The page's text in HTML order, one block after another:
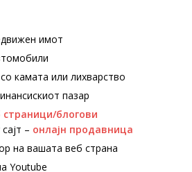
имот
камата или лихварство
пазар
блогови
– онлајн продавница
на вашата веб страна
Youtube